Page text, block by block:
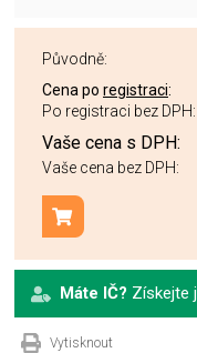
Původně:
Cena po registraci:
Po registraci bez DPH:
Vaše cena s DPH:
Vaše cena bez DPH:
Přidat do košíku
Máte IČ? Získejte
Vytisknout